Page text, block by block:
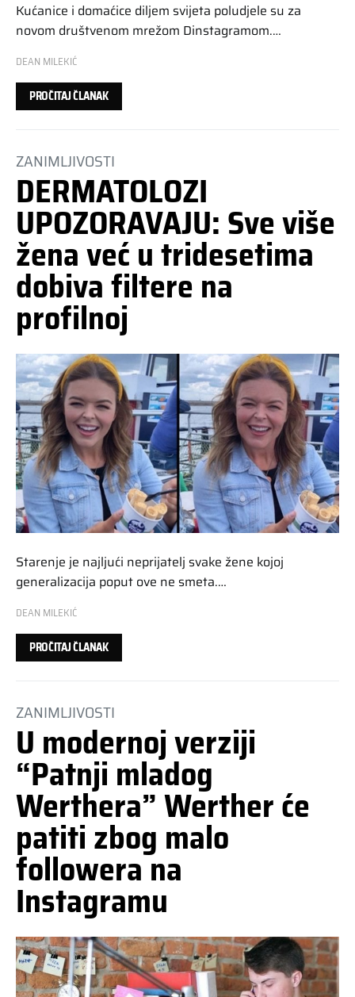
Kućanice i domaćice diljem svijeta poludjele su za
novom društvenom mrežom Dinstagramom.…
DEAN MILEKIĆ
PROČITAJ ČLANAK
ZANIMLJIVOSTI
DERMATOLOZI
UPOZORAVAJU: Sve više
žena već u tridesetima
dobiva filtere na
profilnoj
Starenje je najljući neprijatelj svake žene kojoj
generalizacija poput ove ne smeta.…
DEAN MILEKIĆ
PROČITAJ ČLANAK
ZANIMLJIVOSTI
U modernoj verziji
“Patnji mladog
Werthera” Werther će
patiti zbog malo
followera na
Instagramu